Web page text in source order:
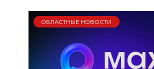
ОБЛАСТНЫЕ НОВОСТИ